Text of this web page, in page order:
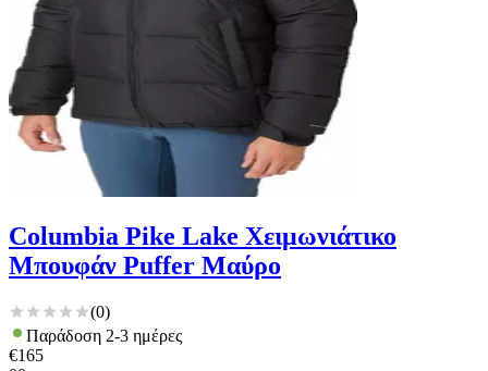
Columbia Pike Lake Χειμωνιάτικο
Μπουφάν Puffer Μαύρο
(0)
Παράδοση 2-3 ημέρες
€165